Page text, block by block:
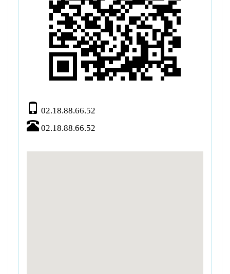
02.18.88.66.52
02.18.88.66.52